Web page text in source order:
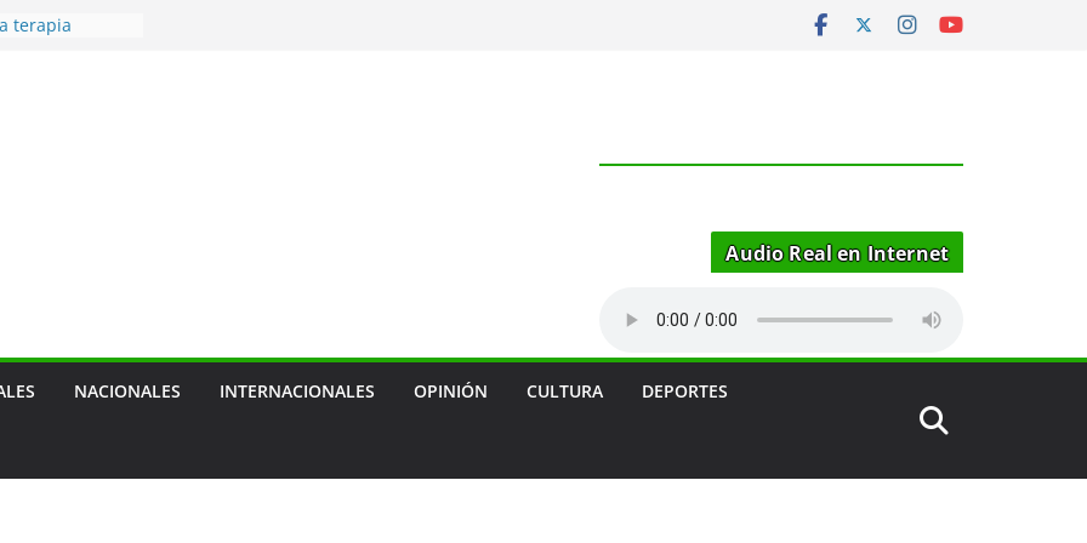
terapia
prevenir
mascotas
social
sobre
empresa
transporte
de las
Audio Real en Internet
NACIONALES INTERNACIONALES OPINIÓN CULTURA DEPORTES